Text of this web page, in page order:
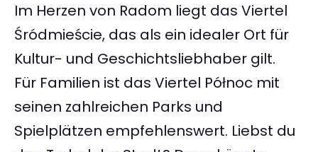
Im Herzen von Radom liegt das Viertel
Śródmieście, das als ein idealer Ort für
Kultur- und Geschichtsliebhaber gilt.
Für Familien ist das Viertel Północ mit
seinen zahlreichen Parks und
Spielplätzen empfehlenswert. Liebst du